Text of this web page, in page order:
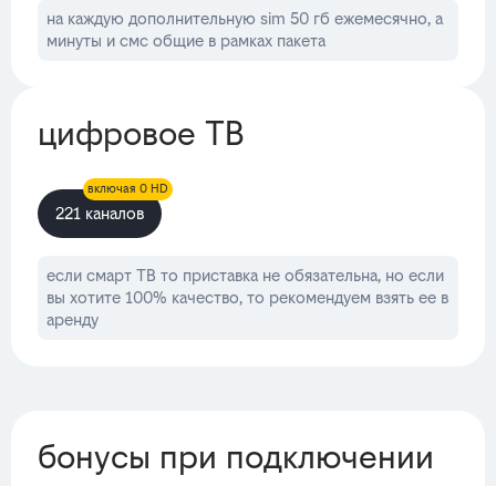
на каждую дополнительную sim 50 гб ежемесячно, а
минуты и смс общие в рамках пакета
цифровое ТВ
221 каналов
включая 0 HD
если смарт ТВ то приставка не обязательна, но если
вы хотите 100% качество, то рекомендуем взять ее в
аренду
бонусы при подключении